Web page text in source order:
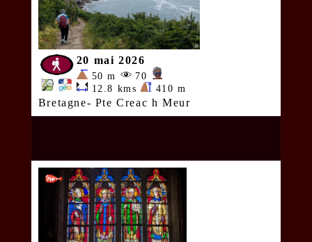
20 mai 2026
50 m
70
12.8 kms
410 m
Bretagne- Pte Creac h Meur